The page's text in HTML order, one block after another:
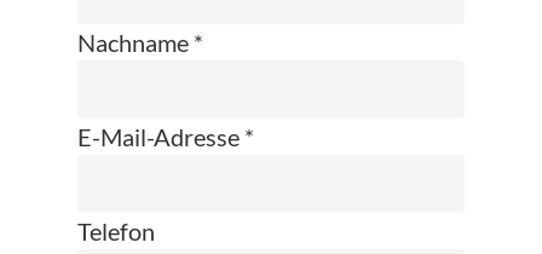
Nachname *
E-Mail-Adresse *
Telefon